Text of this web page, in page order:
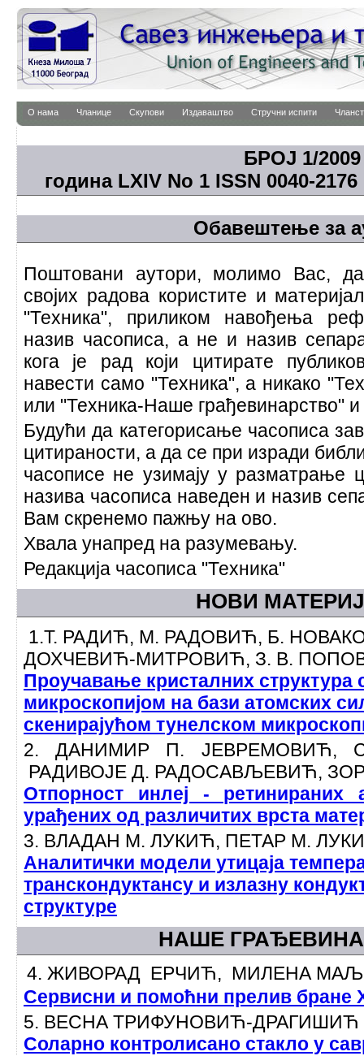
О нама Чланице Скупови Издаваштво Стручни испити
БРОЈ 1/2009
година LXIV No 1 ISSN 0040-2176
Обавештење за
Поштовани аутори, молимо Вас,
својих радова користите и
"Техника", приликом навођења
назив часописа, а не и назив
кога је рад који цитирате
навести само "Техника", а никако
или "Техника-Наше грађевинарство"
Будући да категорисање часописа
цитираности, а да се при изради
часописе не узимају у разматрање
назива часописа наведен и назив
Вам скренемо пажњу на ово.
Хвала унапред на разумевању.
Редакција часописа "Техника"
НОВИ
1.Т. РАДИЋ, М. РАДОВИЋ, Б.
ДОХЧЕВИЋ-МИТРОВИЋ, З. В.
Проучавање кристалних структура
микроскопијом на бази атомских
скенирајућом тунелском
2. ДАНИМИР П. ЈЕВРЕМОВИЋ,
РАДИВОЈЕ Д. РАДОСАВЉЕВИЋ,
Отпорност инлеј - ретинираних
урађених од различитих врста
3. ВЛАДАН М. ЛУКИЋ, ПЕТАР М.
Аналитички модели утицаја
транскондуктансу и излазну
структуре
НАШЕ
4. ЖИВОРАД ЕРЧИЋ, МИЛЕНА
Сервисни и помоћни прелив бране
5. ВЕСНА ТРИФУНОВИЋ-ДРАГИШИЋ
Соларно контролисано стакло у